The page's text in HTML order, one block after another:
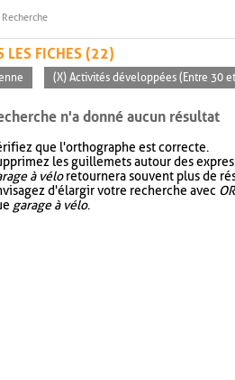
Recherche
LES FICHES (22)
(X) Activités développées (Entre 30
n'a donné aucun résultat
que l'orthographe est correcte.
les guillemets autour des
à véloretournera souvent plus de
d'élargir votre recherche avec OR
garage à vélo.